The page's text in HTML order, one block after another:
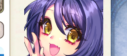
ー
ジ
ー